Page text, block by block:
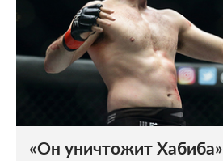
«Он уничтожит Хабиба»